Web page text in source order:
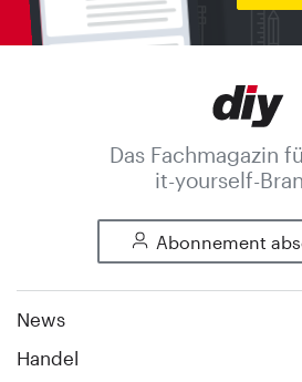
Das Fachmagazin
it-yourself-
Abonnement
News
Handel